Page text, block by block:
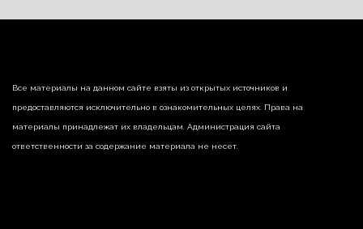
Все материалы на данном сайте взяты из открытых источников и
предоставляются исключительно в ознакомительных целях. Права на
материалы принадлежат их владельцам. Администрация сайта
ответственности за содержание материала не несет.